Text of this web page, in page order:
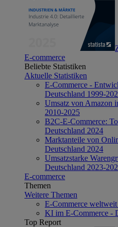
E-commerce
Beliebte Statistiken
Aktuelle Statistiken
E-Commerce -
Deutschland 1999-
Umsatz von Amazon
2010-2025
B2C-E-Commerce:
Deutschland 2024
Marktanteile von
Deutschland 2024
Umsatzstarke
Deutschland 2023-
E-commerce
Themen
Weitere Themen
E-Commerce
KI im E-Commerce -
Top Report